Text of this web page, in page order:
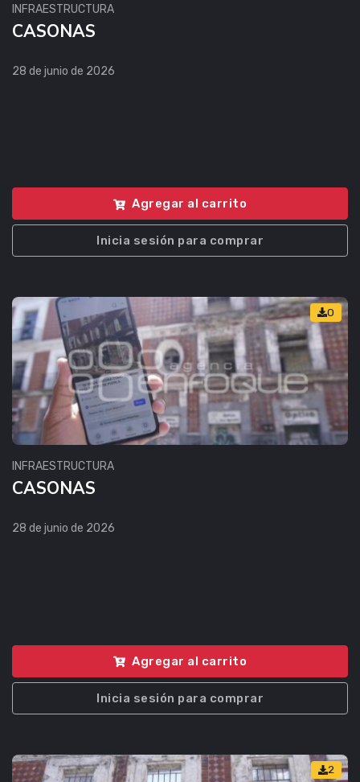
INFRAESTRUCTURA
CASONAS
28 de junio de 2026
Agregar al carrito
Inicia sesión para comprar
0
INFRAESTRUCTURA
CASONAS
28 de junio de 2026
Agregar al carrito
Inicia sesión para comprar
2